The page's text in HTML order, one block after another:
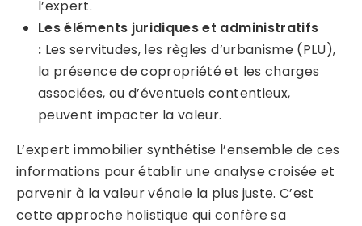
l’expert.
Les éléments juridiques et administratifs
: Les servitudes, les règles d’urbanisme (PLU),
la présence de copropriété et les charges
associées, ou d’éventuels contentieux,
peuvent impacter la valeur.
L’expert immobilier synthétise l’ensemble de ces
informations pour établir une analyse croisée et
parvenir à la valeur vénale la plus juste. C’est
cette approche holistique qui confère sa